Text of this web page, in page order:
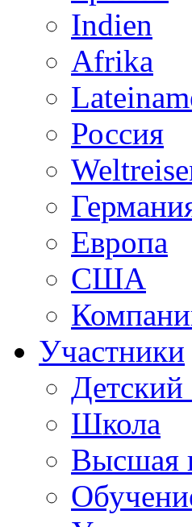
Indien
Afrika
Россия
Европа
США
Участники
Детский
Школа
Высшая